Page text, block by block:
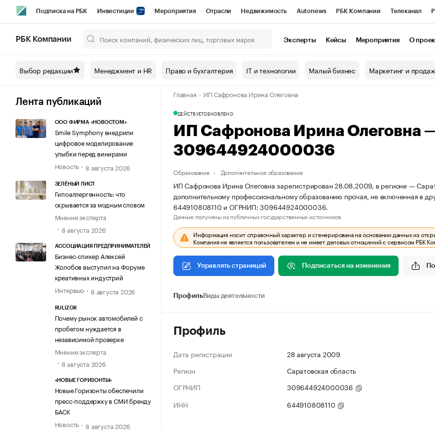
Подписка на РБК Инвестиции Мероприятия Отрасли Недвижимость Autonews РБК Компании Телеканал
Спецпроекты СПб Конференции СПб Спецпроекты Проверка контрагентов
Технологии и медиа Рынок наличной валюты
РБК Компании Эксперты Кейсы Мероприятия О
Выбор редакции Менеджмент и HR Право и бухгалтерия IT и технологии Малый бизнес Маркетинг и
Лента публикаций
ООО ФИРМА «НОВОСТОМ»
Smile Symphony внедрили
цифровое моделирование
улыбки перед винирами
Новость
8 августа 2026
ЗЕЛЁНЫЙ ЛИСТ
Гипоаллергенность: что
скрывается за модным словом
Мнение эксперта
8 августа 2026
АССОЦИАЦИЯ ПРЕДПРИНИМАТЕЛЕЙ
Бизнес-спикер Алексей
Жолобов выступил на Форуме
креативных индустрий
Интервью
8 августа 2026
RULIZOR
Почему рынок автомобилей с
пробегом нуждается в
независимой проверке
Мнение эксперта
8 августа 2026
«НОВЫЕ ГОРИЗОНТЫ»
Новые Горизонты обеспечили
пресс-поддержку в СМИ бренду
БАСК
Новость
8 августа 2026
Главная ИП Сафронова Ирина Олеговна
ДЕЙСТВУЕТОБНОВЛЕНО
ИП Сафронова Ирина Олеговна
309644924000036
Образование Дополнительное образование
ИП Сафронова Ирина Олеговна зарегистрирован 28.08.2009, в регионе —
дополнительному профессиональному образованию прочая, не включенная в
644910808110 и ОГРНИП: 309644924000036.
Данные получены из публичных государственных источников.
Информация носит справочный характер и сгенерирована на основании данных из
Компания не является пользователем и не имеет деловых отношений с сервисом РБК
Управлять страницей Подписаться на изменения
ПрофильВиды деятельности
Профиль
Дата регистрации
28 августа 2009
Регион
Саратовская область
ОГРНИП
309644924000036
ИНН
644910808110